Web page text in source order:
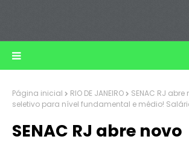
Página inicial RIO DE JANEIRO
SENAC RJ
seletivo para nível fundamental e médio!
SENAC RJ abre novo